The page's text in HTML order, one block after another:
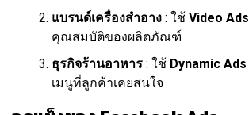
แบรนด์เครื่องสำอาง : ใช้ Video Ads
คุณสมบัติของผลิตภัณฑ์
ธุรกิจร้านอาหาร : ใช้ Dynamic Ads
เมนูที่ลูกค้าเคยสนใจ